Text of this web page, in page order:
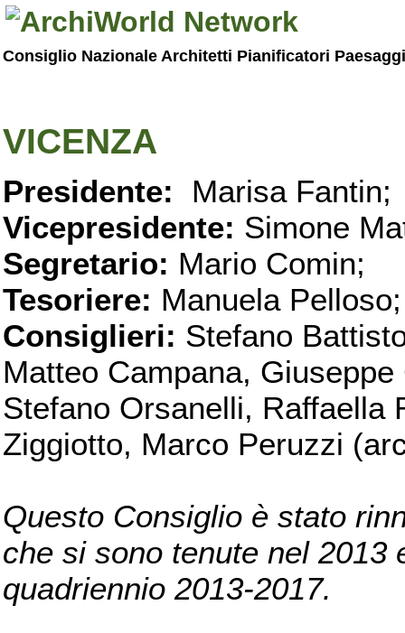
Consiglio Nazionale Architetti Pianificatori
VICENZA
Presidente:
Marisa Fantin;
Vicepresidente: Simone
Segretario: Mario Comin;
Tesoriere: Manuela Pelloso;
Consiglieri: Stefano
Matteo Campana,
Stefano Orsanelli, Raffaella
Ziggiotto, Marco Peruzzi
Questo Consiglio è stato
che si sono tenute nel 2013
quadriennio 2013-2017.